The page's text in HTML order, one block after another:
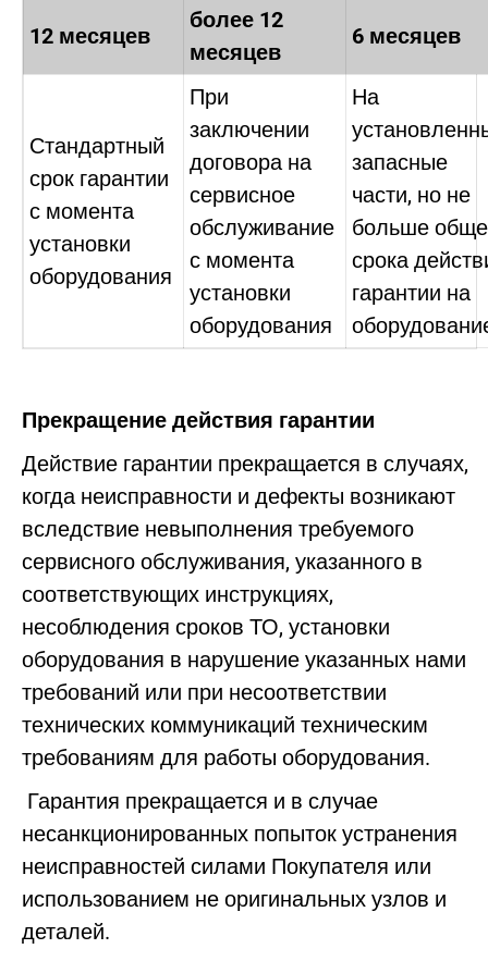
12 месяцев
более 12
месяцев
6 месяцев
Стандартный
срок гарантии
с момента
установки
оборудования
При
заключении
договора на
сервисное
обслуживание
с момента
установки
оборудования
На
запасные
части, но не
больше
срока
гарантии на
Прекращение действия гарантии
Действие гарантии прекращается в случаях,
когда неисправности и дефекты возникают
вследствие невыполнения требуемого
сервисного обслуживания, указанного в
соответствующих инструкциях,
несоблюдения сроков ТО, установки
оборудования в нарушение указанных нами
требований или при несоответствии
технических коммуникаций техническим
требованиям для работы оборудования.
Гарантия прекращается и в случае
несанкционированных попыток устранения
неисправностей силами Покупателя или
использованием не оригинальных узлов и
деталей.